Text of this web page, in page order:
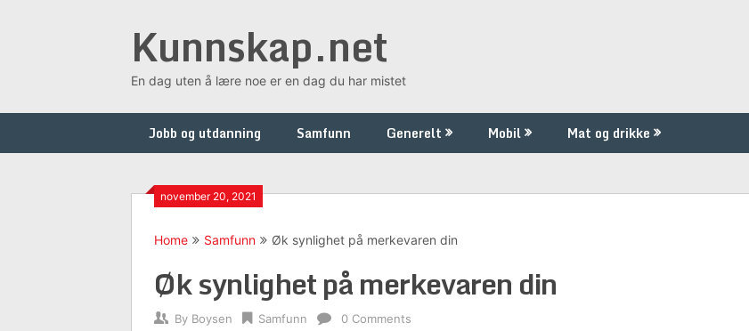
Kunnskap.net
En dag uten å lære noe er en dag du har mistet
Jobb og utdanning Samfunn Generelt Mobil Mat og drikke
november 20, 2021
Home Samfunn Øk synlighet på merkevaren din
Øk synlighet på merkevaren din
By Boysen Samfunn 0 Comments